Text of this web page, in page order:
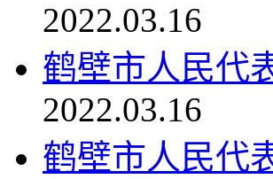
2022.03.16
鹤壁市人民代
2022.03.16
鹤壁市人民代